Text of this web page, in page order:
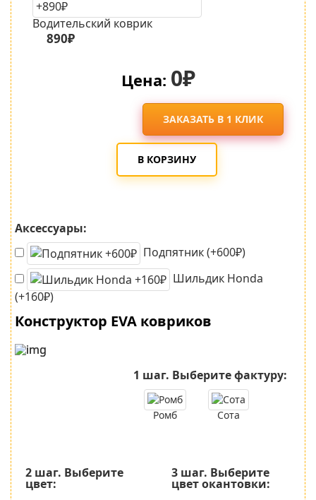
Водительский коврик
890₽
Цена: 0₽
ЗАКАЗАТЬ В 1 КЛИК
В КОРЗИНУ
Аксессуары:
Подпятник (+600₽)
Шильдик Honda
(+160₽)
Конструктор EVA ковриков
1 шаг. Выберите фактуру:
Ромб Сота
2 шаг. Выберите
цвет:
3 шаг. Выберите
цвет окантовки: